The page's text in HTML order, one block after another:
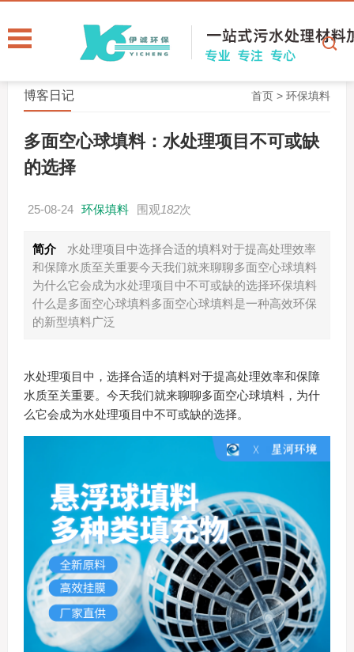
首页 >环保填料
博客日记
多面空心球填料：水处理项目不可或缺
的选择
25-08-24 环保填料 围观 182次
简介
水处理项目中选择合适的填料对于提高处理效率
和保障水质至关重要今天我们就来聊聊多面空心球填料
为什么它会成为水处理项目中不可或缺的选择环保填料
什么是多面空心球填料多面空心球填料是一种高效环保
的新型填料广泛
水处理项目中，选择合适的填料对于提高处理效率和保障
水质至关重要。今天我们就来聊聊多面空心球填料，为什
么它会成为水处理项目中不可或缺的选择。